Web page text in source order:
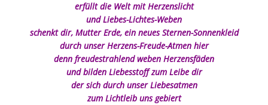
erfüllt die Welt mit Herzenslicht
und Liebes-Lichtes-Weben
schenkt dir, Mutter Erde, ein neues Sternen-Sonnenkleid
durch unser Herzens-Freude-Atmen hier
denn freudestrahlend weben Herzensfäden
und bilden Liebesstoff zum Leibe dir
der sich durch unser Liebesatmen
zum Lichtleib uns gebiert